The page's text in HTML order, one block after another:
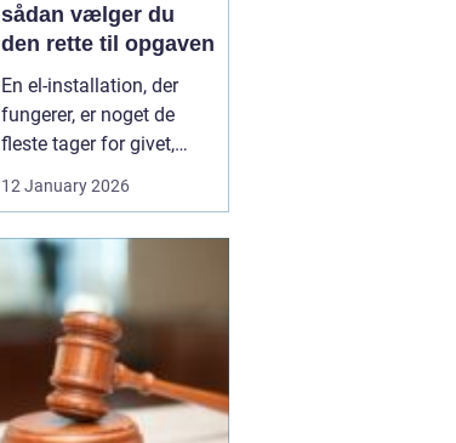
sådan vælger du
den rette til opgaven
En el-installation, der
fungerer, er noget de
fleste tager for givet,
eller en stikkontakt bliver
problemer, kan det
hurtigt blive både utrygt
og dyrt, hvis der ikke
reageres rigtigt. Derfor
giver ...
12 January 2026